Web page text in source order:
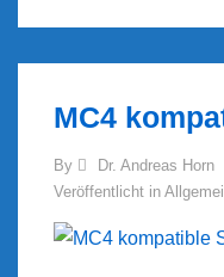
MC4
By Dr. Andreas Horn
Veröffentlicht in